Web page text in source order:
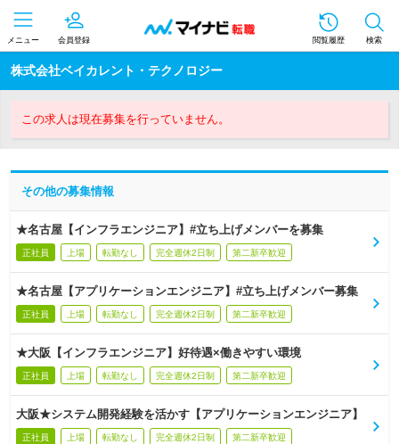
メニュー 会員登録 閲覧履歴 検索
株式会社ベイカレント・テクノロジー
この求人は現在募集を行っていません。
その他の募集情報
★名古屋【インフラエンジニア】#立ち上げメンバーを募集
正社員 上場 転勤なし 完全週休2日制 第二新卒歓迎
★名古屋【アプリケーションエンジニア】#立ち上げメンバー募集
正社員 上場 転勤なし 完全週休2日制 第二新卒歓迎
★大阪【インフラエンジニア】好待遇×働きやすい環境
正社員 上場 転勤なし 完全週休2日制 第二新卒歓迎
大阪★システム開発経験を活かす【アプリケーションエンジニア】
正社員 上場 転勤なし 完全週休2日制 第二新卒歓迎